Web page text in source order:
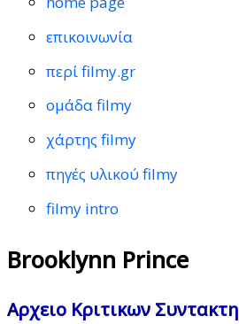
επικοινωνία
περί filmy.gr
ομάδα filmy
χάρτης filmy
πηγές υλικού filmy
filmy intro
Brooklynn Prince
Αρχειο Κριτικων Συντακτη